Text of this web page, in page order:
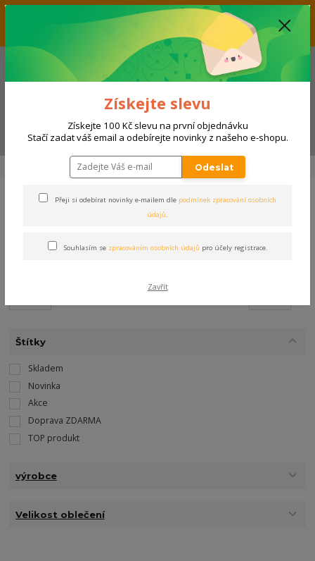
Vážení zákazníci, aktuálně nabízíme slevu až 33% na produkty
umístěné v kategorii VÝPRODEJ. Přejeme příjemný nákup! Váš tým E-
SHOPSPORT.CZ
Menu
+420 728 118 114 (Po-Ne, 9-20 hod.)
DOPLŇKY BANDÁŽE Stehno
Štítky
Skladem
Novinka
Akce
Doprava ZDARMA
TOP produkt
výrobce
Velikost oblečení
Získejte slevu
Získejte 100 Kč slevu na první objednávku
Stačí zadat váš email a odebírejte novinky z našeho e-shopu.
Odeslat
Přeji si odebírat novinky e-mailem dle podmínek zpracování osobních
údajů.
Souhlasím se zpracováním osobních údajů pro účely registrace.
Zavřít